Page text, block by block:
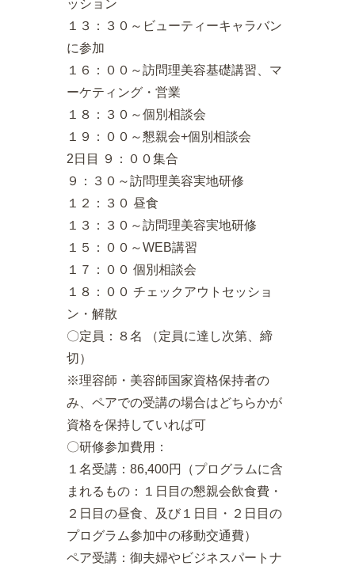
ッション
１３：３０～ビューティーキャラバン
に参加
１６：００～訪問理美容基礎講習、マ
ーケティング・営業
１８：３０～個別相談会
１９：００～懇親会+個別相談会
2日目 ９：００集合
９：３０～訪問理美容実地研修
１２：３０ 昼食
１３：３０～訪問理美容実地研修
１５：００～WEB講習
１７：００ 個別相談会
１８：００ チェックアウトセッショ
ン・解散
〇定員：８名 （定員に達し次第、締
切）
※理容師・美容師国家資格保持者の
み、ペアでの受講の場合はどちらかが
資格を保持していれば可
〇研修参加費用：
１名受講：86,400円（プログラムに含
まれるもの：１日目の懇親会飲食費・
２日目の昼食、及び１日目・２日目の
プログラム参加中の移動交通費）
ペア受講：御夫婦やビジネスパートナ